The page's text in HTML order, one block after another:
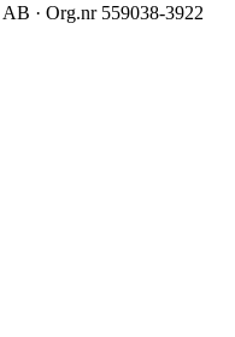
· Org.nr 559038-3922